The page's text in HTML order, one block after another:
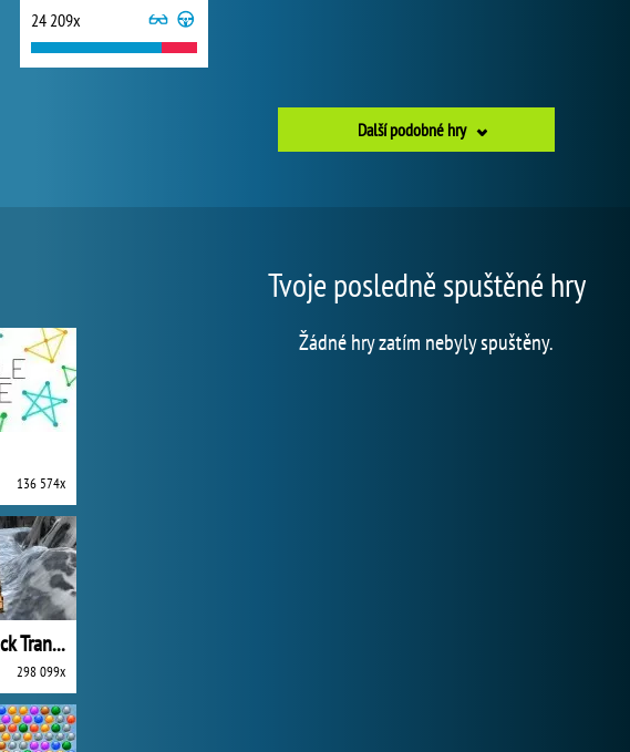
24 209x
Další podobné hry
136 574x
Mountain Truck Transport
298 099x
Tvoje posledně spuštěné hry
Žádné hry zatím nebyly spuštěny.